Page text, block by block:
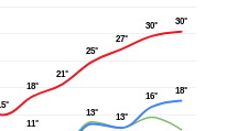
18°
21°
25°
27°
30° 30°
11°
13° 13°
16°
18°